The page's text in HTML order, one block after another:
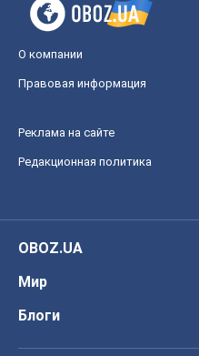
О компании
Правовая информация
Реклама на сайте
Редакционная политика
OBOZ.UA
Мир
Блоги